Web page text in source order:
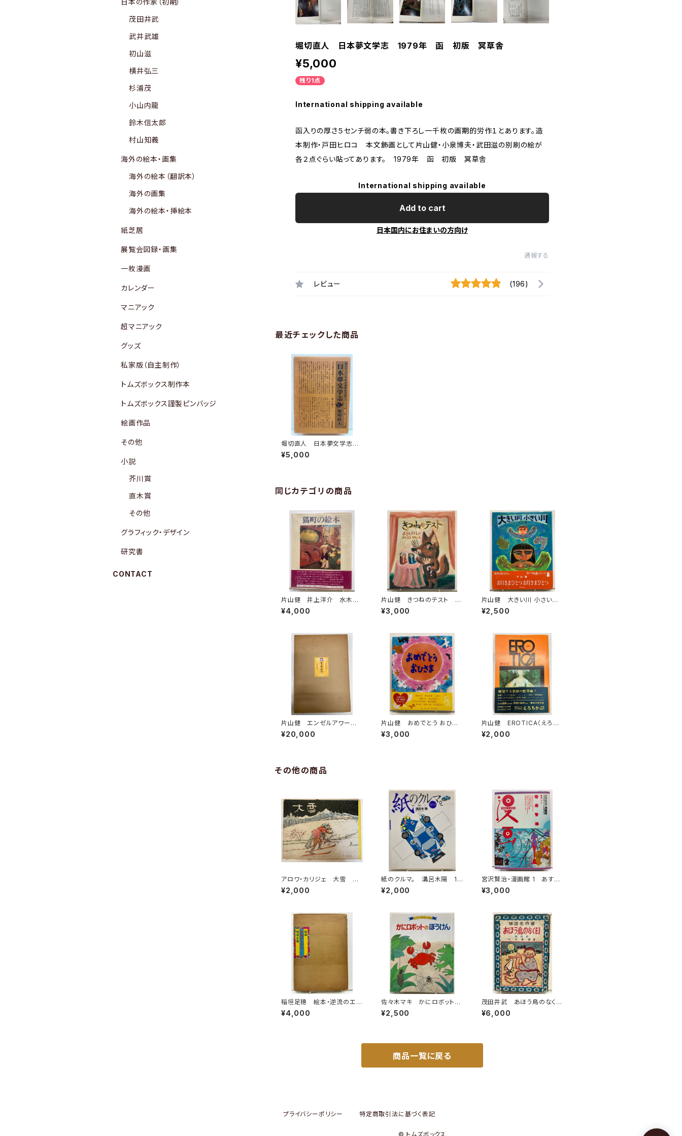
堀切直人 日本夢文学志 1979年 函 初版 冥草舎
¥5,000
残り1点
International shipping available
函入りの厚さ５センチ弱の本。書き下ろし一千枚の画期的労作１とあります。造
本制作・戸田ヒロコ 本文飾画として片山健・小泉博夫・武田滋の別刷の絵が
各２点ぐらい貼ってあります。 1979年 函 初版 冥草舎
International shipping available
Add to cart
日本国内にお住まいの方向け
通報する
レビュー (196)
最近チェックした商品
堀切直人 日本夢文学志 1
979年 函 初版 冥草舎
¥5,000
同じカテゴリの商品
片山健 井上洋介 水木し
げる 花輪和一 長新太
赤瀬川原平など 猫町の絵
昭和54年 初版 北宋社
¥4,000
片山健 きつねのテスト 小
沢正 1980年初版の1987
年３刷 小峰書店
¥3,000
片山健 大きい川 小さい
川 1991年 イメージの
森 ほるぷ出版刊
¥2,500
片山健 エンゼルアワー
サイン入り 限定千部のうち
80番 昭和46年 幻燈社
¥20,000
片山健 おめでとう おひさ
ま 中川ひろたか カット入
り 片山健のサイン 2011
¥3,000
片山健 EROTICA（えろち
か）１巻３号 1969年 三崎
書房
¥2,000
その他の商品
アロワ・カリジェ 大雪 生
野幸吉・訳 函 1965年
岩波書店刊
¥2,000
紙のクルマ。 溝呂木陽 19
94年初版の1996年重刷
二玄社
¥2,000
宮沢賢治・漫画館 1 あすな
ひろし 水木しげる 永島慎二
スズキコージ たむらしげる
¥3,000
稲垣足穂 絵本・逆流のエロ
ス 1970年 函 現代ブッ
ク社
¥4,000
佐々木マキ かにロボットの
ぼうけん 森田文 キンダー
おはなしえほん17集12 19
¥2,500
茂田井武 あほう鳥のなく
日 小川未明 物語名作
選 昭和26年（1951） 初
¥6,000
商品一覧に戻る
日本の作家（初期）
茂田井武
武井武雄
初山滋
横井弘三
杉浦茂
小山内龍
鈴木信太郎
村山知義
海外の絵本・画集
海外の絵本（翻訳本）
海外の画集
海外の絵本・挿絵本
紙芝居
展覧会図録・画集
一枚漫画
カレンダー
マニアック
超マニアック
グッズ
私家版（自主制作）
トムズボックス制作本
トムズボックス謹製ピンバッジ
絵画作品
その他
小説
芥川賞
直木賞
その他
グラフィック・デザイン
研究書
CONTACT
プライバシーポリシー 特定商取引法に基づく表記
© トムズボックス